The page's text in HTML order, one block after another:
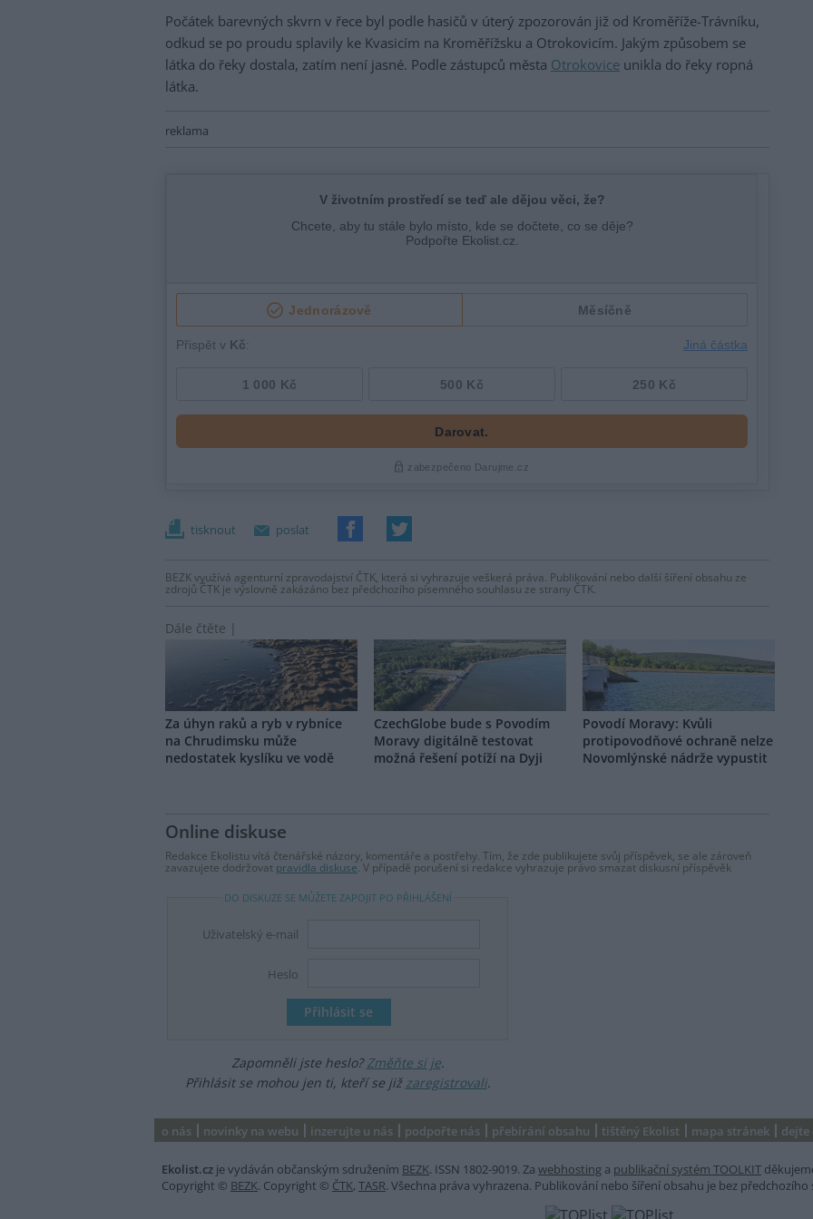
Počátek barevných skvrn v řece byl podle hasičů v úterý zpozorován již od Kroměříže-Trávníku,
odkud se po proudu splavily ke Kvasicím na Kroměřížsku a Otrokovicím. Jakým způsobem se
látka do řeky dostala, zatím není jasné. Podle zástupců města Otrokovice unikla do řeky ropná
látka.
reklama
tisknout poslat
BEZK využívá agenturní zpravodajství ČTK, která si vyhrazuje veškerá práva. Publikování nebo další šíření obsahu ze
zdrojů ČTK je výslovně zakázáno bez předchozího písemného souhlasu ze strany ČTK.
Dále čtěte |
Za úhyn raků a ryb v rybníce
na Chrudimsku může
nedostatek kyslíku ve vodě
CzechGlobe bude s Povodím
Moravy digitálně testovat
možná řešení potíží na Dyji
Povodí Moravy: Kvůli
protipovodňové ochraně nelze
Novomlýnské nádrže vypustit
Online diskuse
Redakce Ekolistu vítá čtenářské názory, komentáře a postřehy. Tím, že zde publikujete svůj příspěvek, se ale zároveň
zavazujete dodržovat pravidla diskuse. V případě porušení si redakce vyhrazuje právo smazat diskusní příspěvěk
DO DISKUZE SE MŮŽETE ZAPOJIT PO PŘIHLÁŠENÍ
Uživatelský e-mail
Heslo
Zapomněli jste heslo?Změňte si je.
Přihlásit se mohou jen ti, kteří se již zaregistrovali.
o nás novinky na webu inzerujte u nás podpořte nás přebírání obsahu tištěný Ekolist mapa stránek dejte
Ekolist.cz je vydáván občanským sdružením BEZK. ISSN 1802-9019. Za webhosting a publikační systém TOOLKIT
Copyright © BEZK. Copyright © ČTK, TASR. Všechna práva vyhrazena. Publikování nebo šíření obsahu je bez